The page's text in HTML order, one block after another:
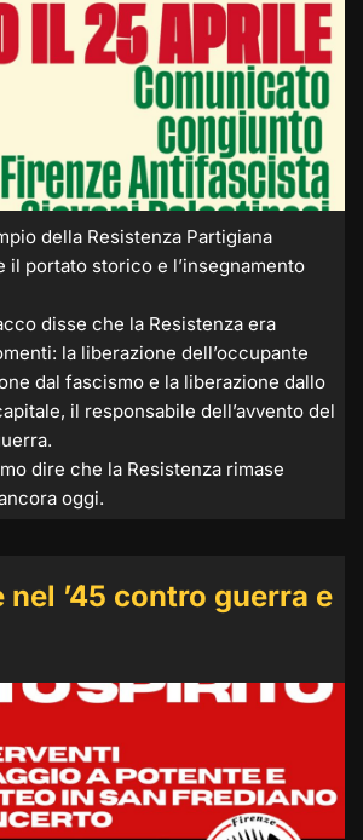
della Resistenza Partigiana
portato storico e l’insegnamento
disse che la Resistenza era
la liberazione dell’occupante
dal fascismo e la liberazione dallo
il responsabile dell’avvento del
dire che la Resistenza rimase
oggi.
nel ’45 contro guerra e